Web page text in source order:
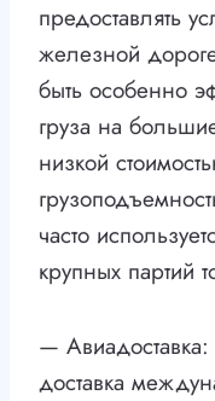
предоставлять
железной
быть особенно
груза на
низкой
часто
крупных партий
— Авиадоставка:
доставка